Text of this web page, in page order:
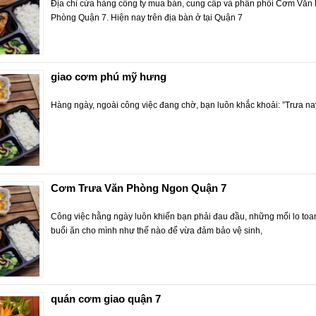
Địa chỉ cửa hàng công ty mua bán, cung cấp và phân phối Cơm
Phòng Quận 7. Hiện nay trên địa bàn ở tại Quận 7
giao cơm phú mỹ hưng
Hàng ngày, ngoài công việc đang chờ, bạn luôn khắc khoải: ”Trưa
Cơm Trưa Văn Phòng Ngon Quận 7
Công việc hằng ngày luôn khiến bạn phải đau đầu, những mối lo
buổi ăn cho mình như thế nào để vừa đảm bảo vệ sinh,
quán cơm giao quận 7